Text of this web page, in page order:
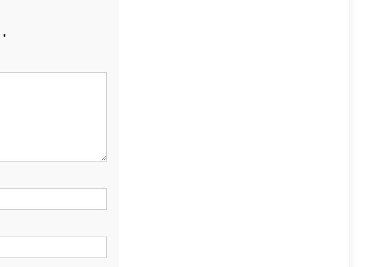
*